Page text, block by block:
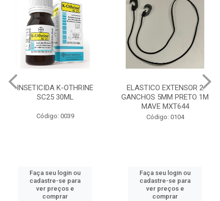
INSETICIDA K-OTHRINE
SC25 30ML
Código: 0039
Faça seu login ou
cadastre-se para
ver preços e
comprar
ELASTICO EXTENSOR 2
GANCHOS 5MM PRETO 1M
MAVE MXT644
Código: 0104
Faça seu login ou
cadastre-se para
ver preços e
comprar